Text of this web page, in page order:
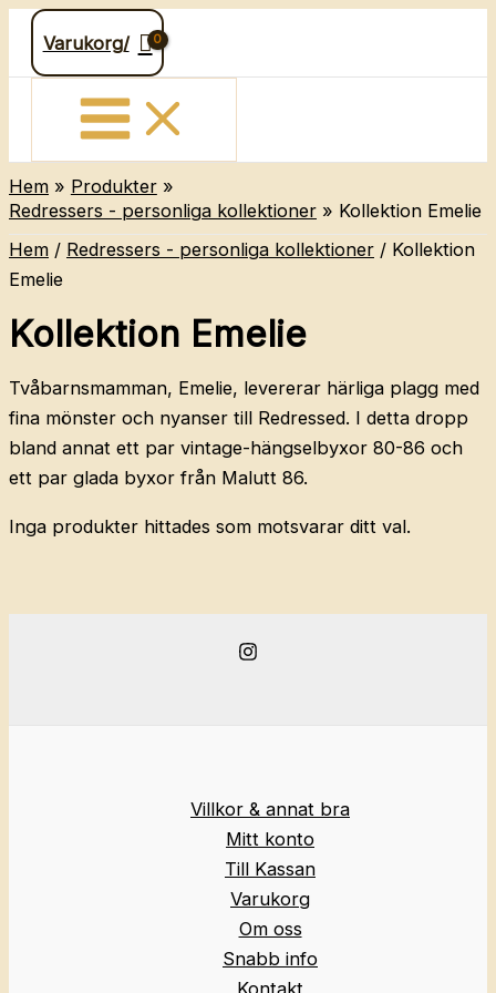
Hoppa
innehåll
Varukorg/
Hem
Produkter
Redressers - personliga kollektioner
Kollektion Emelie
Hem / Redressers - personliga kollektioner / Kollektion
Emelie
Kollektion Emelie
Tvåbarnsmamman, Emelie, levererar härliga plagg med
fina mönster och nyanser till Redressed. I detta dropp
bland annat ett par vintage-hängselbyxor 80-86 och
ett par glada byxor från Malutt 86.
Inga produkter hittades som motsvarar ditt val.
Villkor & annat bra
Mitt konto
Till Kassan
Varukorg
Om oss
Snabb info
Kontakt